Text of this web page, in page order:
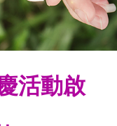
活動啟